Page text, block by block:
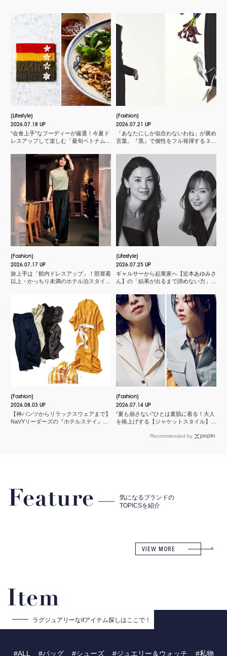
Lifestyle
2026.07.18 UP
“会食上手”なフーディーが厳選！今夏ド
レスアップして楽しむ「最旬ベトナム料
Fashion
2026.07.21 UP
「あなたにしか似合わないわね」が褒め
言葉。『黒』で個性をフル発揮する３つ
Fashion
2026.07.17 UP
旅上手は「館内ドレスアップ」！部屋着
以上・かっちり未満のホテル泊スタイル
Lifestyle
2026.07.25 UP
ギャルサーから起業家へ【近本あゆみさ
ん】の「結果が出るまで諦めない力」と
Fashion
2026.08.03 UP
【神パンツからリラックスウェアまで】
NaVYリーダーズの『ホテルステイ』に
Fashion
2026.07.14 UP
“夏も崩さない”ひとは素肌に着る！大人
を格上げする【ジャケットスタイル】厳
Recommended by
Feature
気になるブランドの
TOPICSを紹介
VIEW MORE
Item
ラグジュアリーなitアイテム探しはここで！
ALL バッグ シューズ ジュエリー＆ウォッチ 私物